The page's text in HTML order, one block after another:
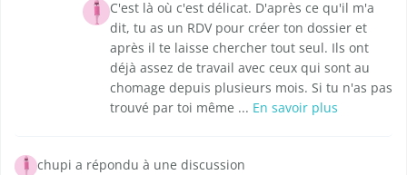
C'est là où c'est délicat. D'après ce qu'il m'a
dit, tu as un RDV pour créer ton dossier et
après il te laisse chercher tout seul. Ils ont
déjà assez de travail avec ceux qui sont au
chomage depuis plusieurs mois. Si tu n'as pas
trouvé par toi même ... En savoir plus
chupi a répondu à une discussion